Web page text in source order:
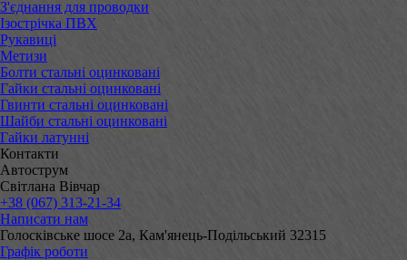
З'єднання для проводки
Ізострічка ПВХ
Рукавиці
Метизи
Болти стальні оцинковані
Гайки стальні оцинковані
Гвинти стальні оцинковані
Шайби стальні оцинковані
Гайки латунні
Контакти
Автострум
Світлана Вівчар
+38 (067) 313-21-34
Написати нам
Голосківське шосе 2а, Кам'янець-Подільський 32315
Графік роботи